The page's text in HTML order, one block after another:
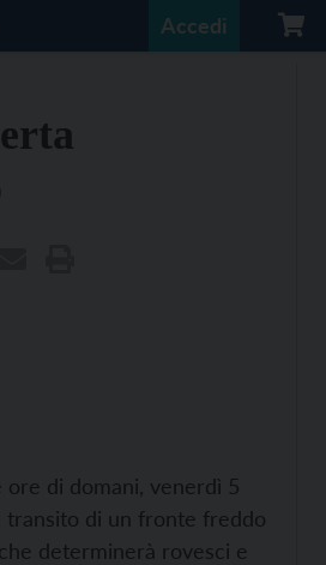
Accedi
di domani, venerdì 5
transito di un fronte freddo
determinerà rovesci e